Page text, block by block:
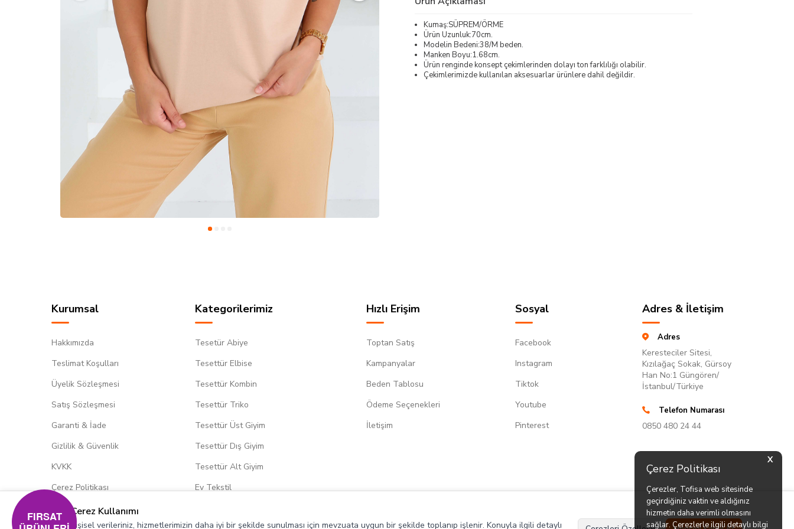
X
Çerez Politikası
Çerezler, Tofisa web sitesinde
geçirdiğiniz vaktin ve aldığınız
hizmetin daha verimli olmasını
sağlar. Çerezlerle ilgili detaylı bilgi
Kumaş:SÜPREM/ÖRME
Ürün Uzunluk:70cm.
Modelin Bedeni:38/M beden.
Manken Boyu:1.68cm.
Ürün renginde konsept çekimlerinden dolayı ton farklılığı olabilir.
Çekimlerimizde kullanılan aksesuarlar ürünlere dahil değildir.
Kurumsal
Hakkımızda
Teslimat Koşulları
Üyelik Sözleşmesi
Satış Sözleşmesi
Garanti & İade
Gizlilik & Güvenlik
KVKK
Çerez Politikası
Kategorilerimiz
Tesetür Abiye
Tesettür Elbise
Tesettür Kombin
Tesettür Triko
Tesettür Üst Giyim
Tesettür Dış Giyim
Tesettür Alt Giyim
Ev Tekstil
Hızlı Erişim
Toptan Satış
Kampanyalar
Beden Tablosu
Ödeme Seçenekleri
İletişim
Sosyal
Facebook
Instagram
Tiktok
Youtube
Pinterest
Adres & İletişim
Adres
Keresteciler Sitesi,
Kızılağaç Sokak, Gürsoy
Han No:1 Güngören/
İstanbul/Türkiye
Telefon Numarası
0850 480 24 44
Çerez Kullanımı
Kişisel verileriniz, hizmetlerimizin daha iyi bir şekilde sunulması için mevzuata uygun bir şekilde toplanıp işlenir. Konuyla ilgili detaylı
FIRSAT